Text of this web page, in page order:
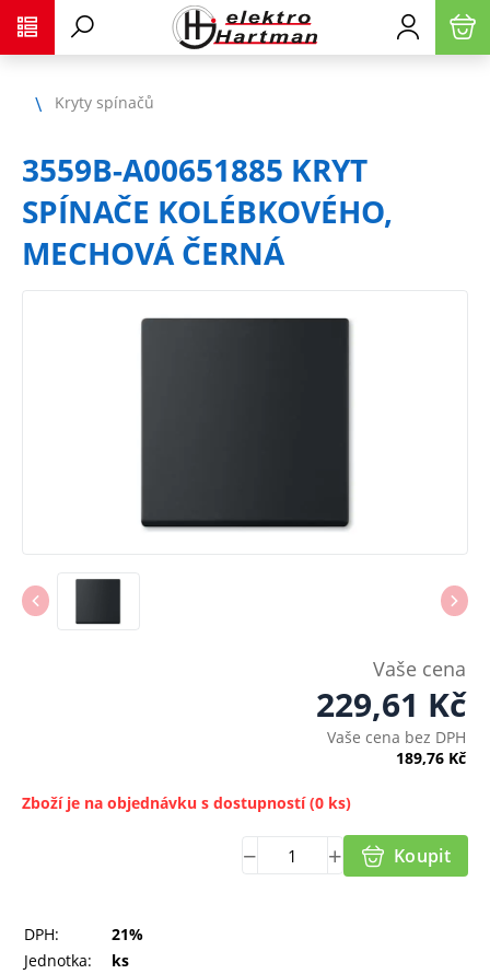
Kryty spínačů
3559B-A00651885 KRYT
SPÍNAČE KOLÉBKOVÉHO,
MECHOVÁ ČERNÁ
Vaše cena
229,61 Kč
Vaše cena bez DPH
189,76 Kč
Zboží je na objednávku s dostupností(0 ks)
Koupit
DPH:
21%
Jednotka:
ks